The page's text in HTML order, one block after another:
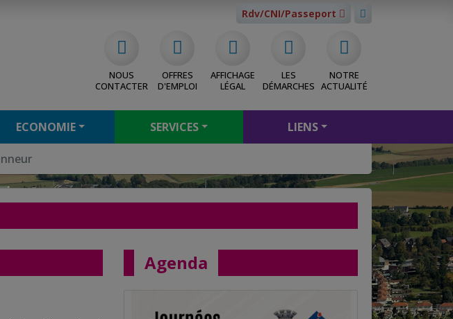
Rdv/CNI/Passeport
NOUS
CONTACTER
OFFRES
D'EMPLOI
AFFICHAGE
LÉGAL
LES
DÉMARCHES
NOTRE
ACTUALITÉ
ECONOMIE SERVICES LIENS
Agenda